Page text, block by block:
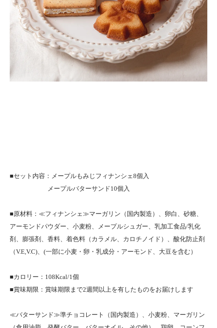
■セット内容：メープルもみじフィナンシェ8個入
メープルバターサンド10個入
■原材料：≪フィナンシェ≫マーガリン（国内製造）、卵白、砂糖、
アーモンドパウダー、小麦粉、メープルシュガー、乳加工食品/乳化
剤、膨張剤、香料、着色料（カラメル、カロチノイド）、酸化防止剤
（V.E,V.C)、(一部に小麦・卵・乳成分・アーモンド、大豆を含む）
■カロリー：108Kcal/1個
■賞味期限：賞味期限まで2週間以上を有したものをお届けします
≪バターサンド≫準チョコレート（国内製造）、小麦粉、マーガリン